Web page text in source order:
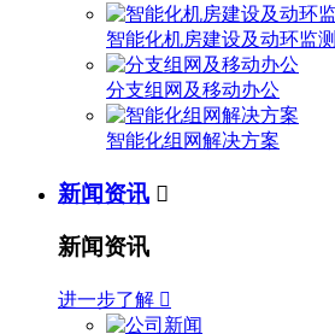
智能化机房建设及动环监测
分支组网及移动办公
智能化组网解决方案
新闻资讯 
新闻资讯
进一步了解 